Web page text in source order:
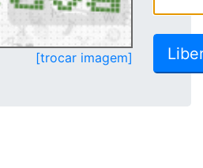
[trocar imagem]